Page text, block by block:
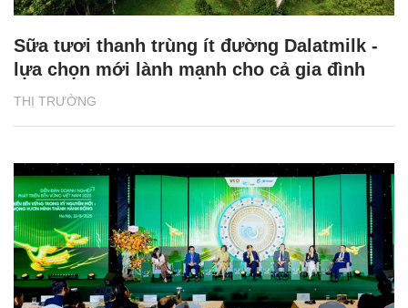
THỊ TRƯỜNG
Sữa tươi thanh trùng ít đường Dalatmilk -
lựa chọn mới lành mạnh cho cả gia đình